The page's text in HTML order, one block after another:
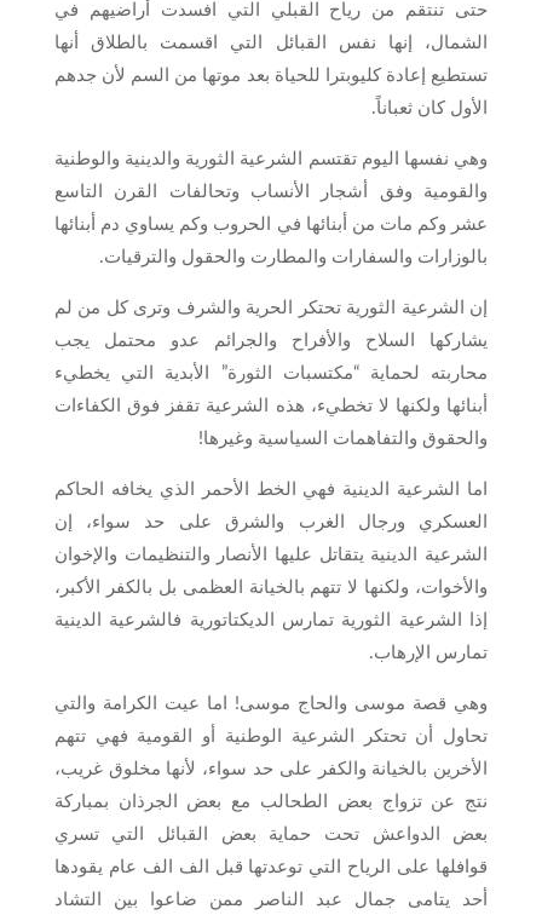
حتى تنتقم من رياح القبلي التي افسدت أراضيهم في
الشمال، إنها نفس القبائل التي اقسمت بالطلاق أنها
تستطيع إعادة كليوبترا للحياة بعد موتها من السم لأن جدهم
الأول كان ثعباناً.
وهي نفسها اليوم تقتسم الشرعية الثورية والدينية والوطنية
والقومية وفق أشجار الأنساب وتحالفات القرن التاسع
عشر وكم مات من أبنائها في الحروب وكم يساوي دم أبنائها
بالوزارات والسفارات والمطارت والحقول والترقيات.
إن الشرعية الثورية تحتكر الحرية والشرف وترى كل من لم
يشاركها السلاح والأفراح والجرائم عدو محتمل يجب
محاربته لحماية “مكتسبات الثورة” الأبدية التي يخطيء
أبنائها ولكنها لا تخطيء، هذه الشرعية تقفز فوق الكفاءات
والحقوق والتفاهمات السياسية وغيرها!
اما الشرعية الدينية فهي الخط الأحمر الذي يخافه الحاكم
العسكري ورجال الغرب والشرق على حد سواء، إن
الشرعية الدينية يتقاتل عليها الأنصار والتنظيمات والإخوان
والأخوات، ولكنها لا تتهم بالخيانة العظمى بل بالكفر الأكبر،
إذا الشرعية الثورية تمارس الديكتاتورية فالشرعية الدينية
تمارس الإرهاب.
وهي قصة موسى والحاج موسى! اما عيت الكرامة والتي
تحاول أن تحتكر الشرعية الوطنية أو القومية فهي تتهم
الأخرين بالخيانة والكفر على حد سواء، لأنها مخلوق غريب،
نتج عن تزواج بعض الطحالب مع بعض الجرذان بمباركة
بعض الدواعش تحت حماية بعض القبائل التي تسري
قوافلها على الرياح التي توعدتها قبل الف الف عام يقودها
أحد يتامى جمال عبد الناصر ممن ضاعوا بين التشاد